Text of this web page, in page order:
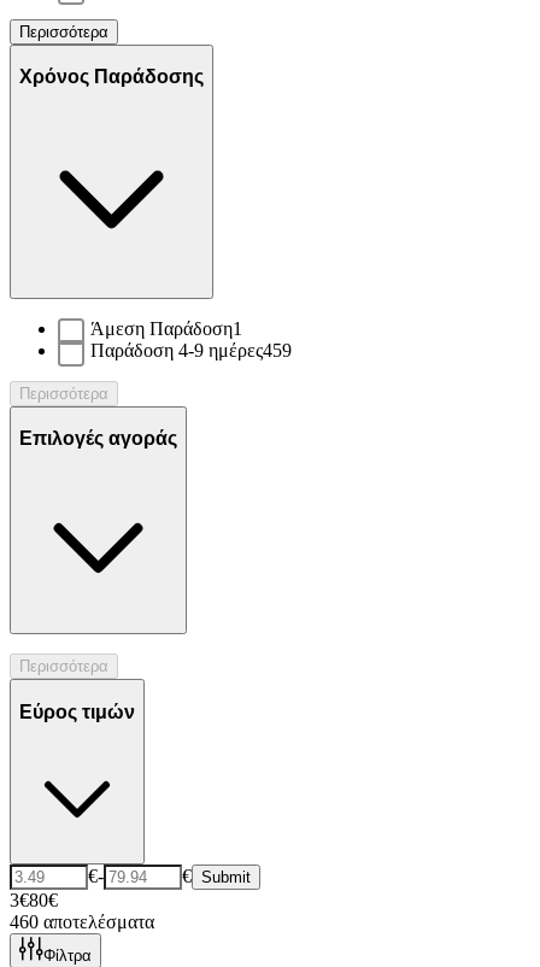
Περισσότερα
Χρόνος Παράδοσης
Άμεση Παράδοση1
Παράδοση 4-9 ημέρες459
Περισσότερα
Επιλογές αγοράς
Περισσότερα
Εύρος τιμών
€- € Submit
3€80€
460 αποτελέσματα
Φίλτρα